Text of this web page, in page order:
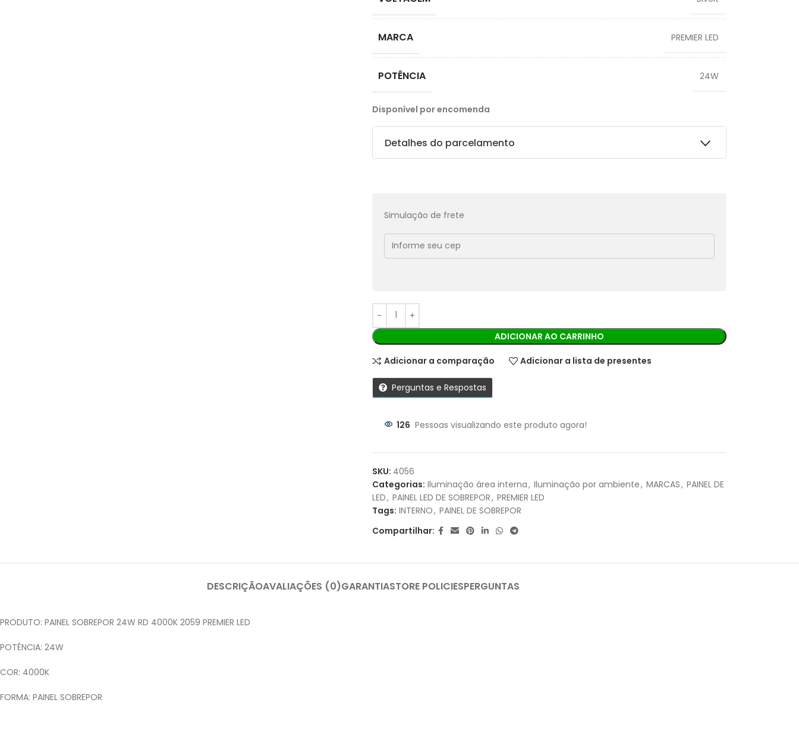
MARCA PREMIER LED
POTÊNCIA 24W
Disponível por encomenda
Detalhes do parcelamento
Ao finalizar sua compra você receberá os detalhes para realizar o pagamento.
1X DE
2X DE R$24,95SEM JUROS
Simulação de frete
ADICIONAR AO CARRINHO
Adicionar a comparação Adicionar a lista de presentes
Perguntas e Respostas
126 Pessoas visualizando este produto agora!
SKU: 4056
Categorias: Iluminação área interna, Iluminação por ambiente, MARCAS, PAINEL DE
LED, PAINEL LED DE SOBREPOR, PREMIER LED
Tags: INTERNO, PAINEL DE SOBREPOR
Compartilhar:
DESCRIÇÃOAVALIAÇÕES (0)GARANTIASTORE POLICIESPERGUNTAS
PRODUTO: PAINEL SOBREPOR 24W RD 4000K 2059 PREMIER LED
POTÊNCIA: 24W
COR: 4000K
FORMA: PAINEL SOBREPOR